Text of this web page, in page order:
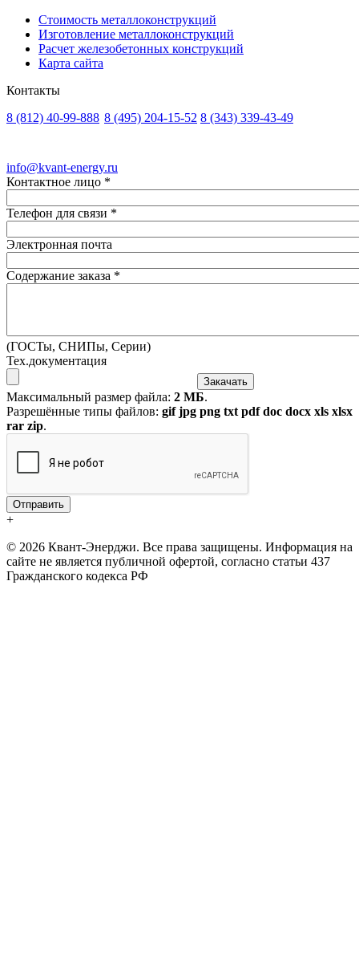
Стоимость металлоконструкций
Изготовление металлоконструкций
Расчет железобетонных конструкций
Карта сайта
Контакты
8 (812) 40-99-888 8 (495) 204-15-52 8 (343) 339-43-49
info@kvant-energy.ru
Контактное лицо *
Телефон для связи *
Электронная почта
Содержание заказа *
(ГОСТы, СНИПы, Серии)
Тех.документация
Максимальный размер файла: 2 МБ.
Разрешённые типы файлов: gif jpg png txt pdf doc docx xls xlsx
rar zip.
+
© 2026 Квант-Энерджи. Все права защищены. Информация на
сайте не является публичной офертой, согласно статьи 437
Гражданского кодекса РФ